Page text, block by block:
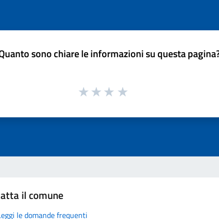
sono chiare le informazioni su questa
il comune
le domande frequenti